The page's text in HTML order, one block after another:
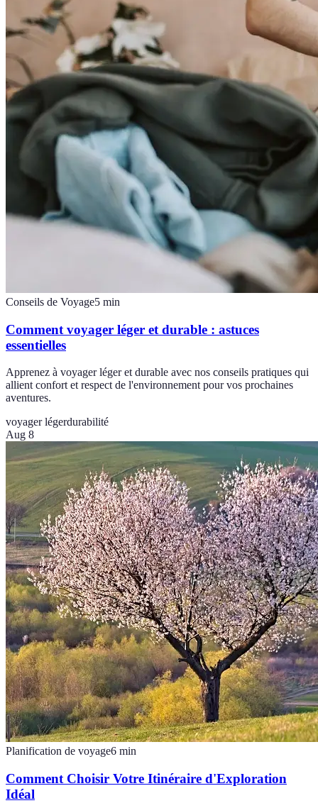
Conseils de Voyage5 min
Comment voyager léger et durable : astuces
essentielles
Apprenez à voyager léger et durable avec nos conseils pratiques qui
allient confort et respect de l'environnement pour vos prochaines
aventures.
voyager légerdurabilité
Aug 8
Planification de voyage6 min
Comment Choisir Votre Itinéraire d'Exploration
Idéal